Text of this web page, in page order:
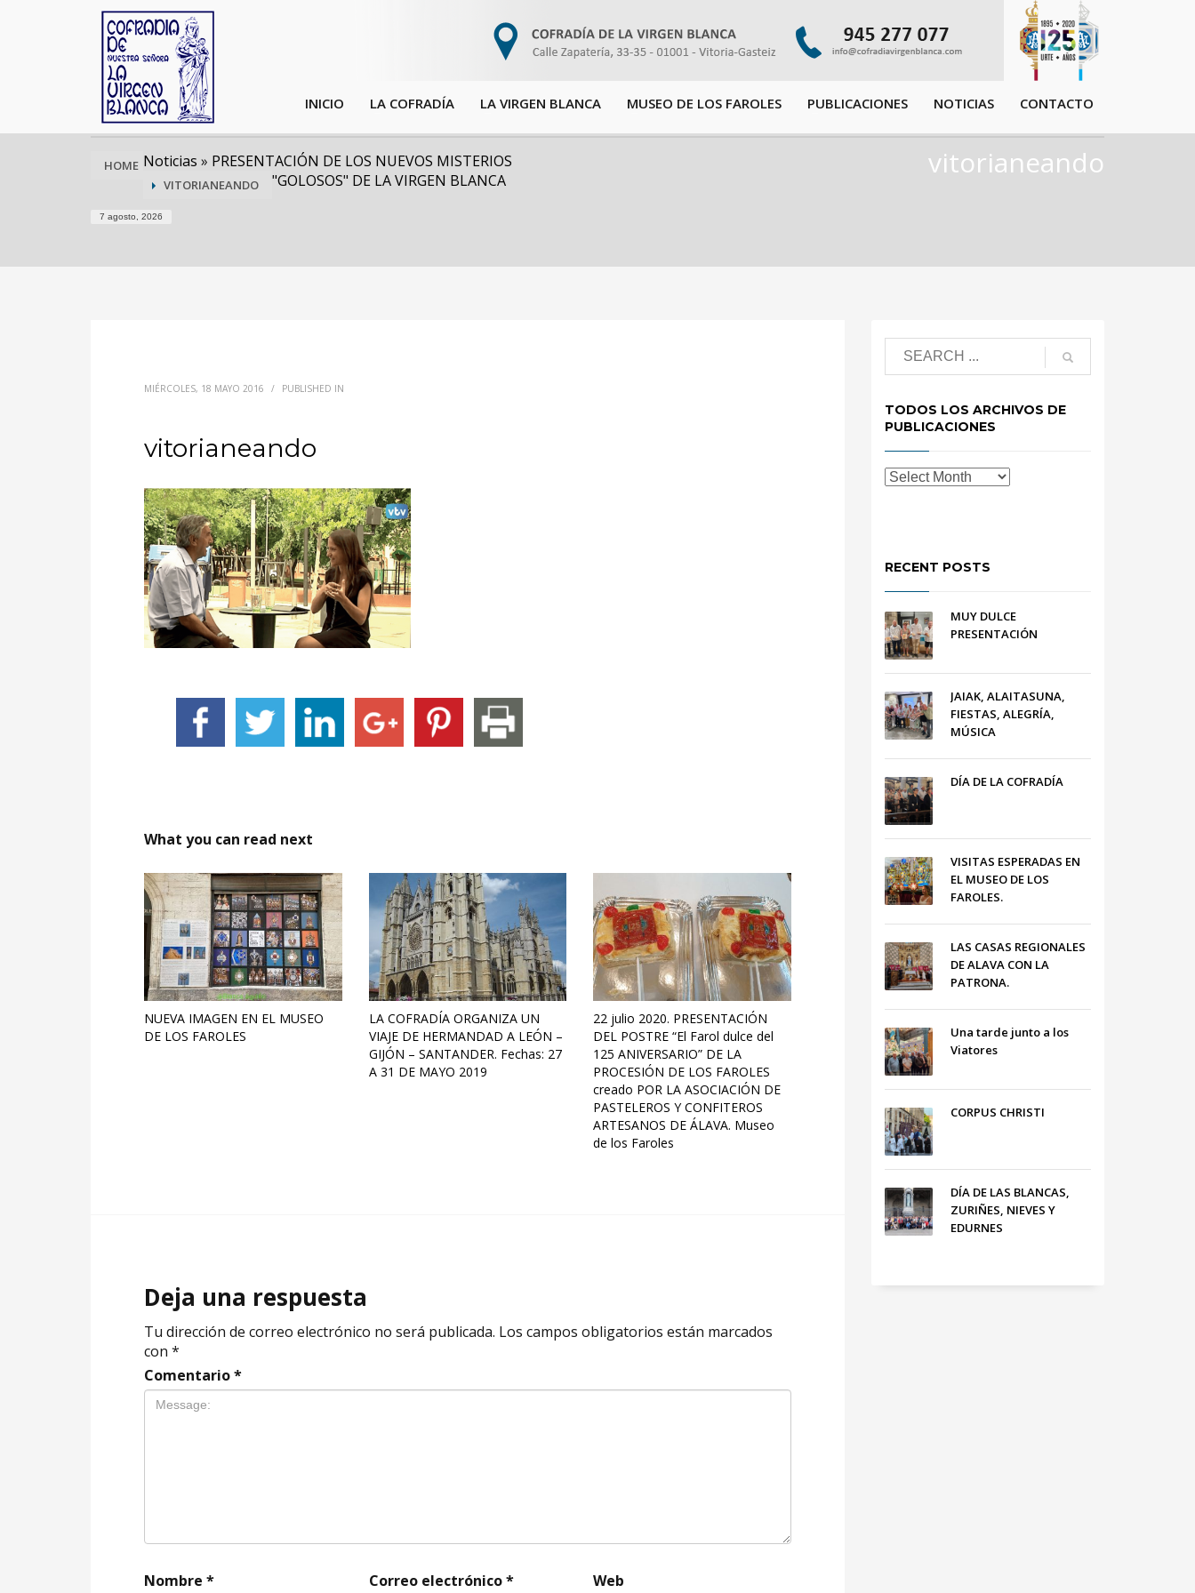
INICIO LA COFRADÍA LA VIRGEN BLANCA MUSEO DE LOS FAROLES PUBLICACIONES NOTICIAS CONTACTO
HOME Noticias » PRESENTACIÓN DE LOS NUEVOS MISTERIOS
"GOLOSOS" DE LA VIRGEN BLANCA
VITORIANEANDO
7 agosto, 2026
vitorianeando
MIÉRCOLES, 18 MAYO 2016 / PUBLISHED IN
vitorianeando
What you can read next
NUEVA IMAGEN EN EL MUSEO
DE LOS FAROLES
LA COFRADÍA ORGANIZA UN
VIAJE DE HERMANDAD A LEÓN –
GIJÓN – SANTANDER. Fechas: 27
A 31 DE MAYO 2019
22 julio 2020. PRESENTACIÓN
DEL POSTRE “El Farol dulce del
125 ANIVERSARIO” DE LA
PROCESIÓN DE LOS FAROLES
creado POR LA ASOCIACIÓN DE
PASTELEROS Y CONFITEROS
ARTESANOS DE ÁLAVA. Museo
de los Faroles
Deja una respuesta
Tu dirección de correo electrónico no será publicada. Los campos obligatorios están marcados
con *
Comentario*
Nombre * Correo electrónico* Web
TODOS LOS ARCHIVOS DE
PUBLICACIONES
RECENT POSTS
MUY DULCE
PRESENTACIÓN
JAIAK, ALAITASUNA,
FIESTAS, ALEGRÍA,
MÚSICA
DÍA DE LA COFRADÍA
VISITAS ESPERADAS EN
EL MUSEO DE LOS
FAROLES.
LAS CASAS REGIONALES
DE ALAVA CON LA
PATRONA.
Una tarde junto a los
Viatores
CORPUS CHRISTI
DÍA DE LAS BLANCAS,
ZURIÑES, NIEVES Y
EDURNES